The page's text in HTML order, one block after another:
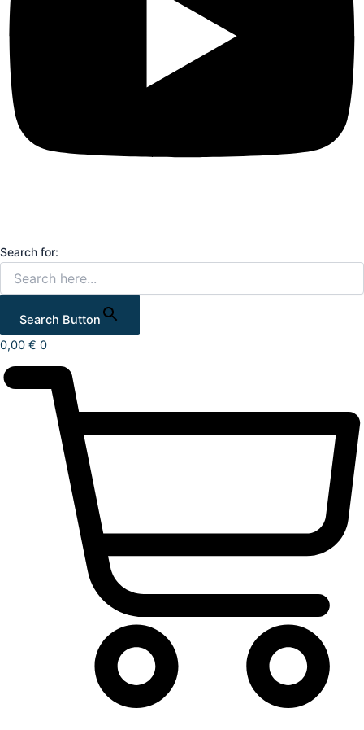
Search for:
Search Button
0,00 € 0